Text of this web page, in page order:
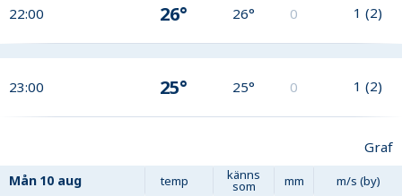
22:00 26° 26° 0 1 (2)
23:00 25° 25° 0 1 (2)
Graf
Mån 10 aug temp känns
som mm m/s (by)